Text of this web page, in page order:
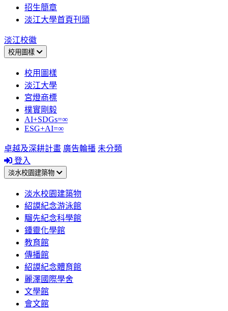
招生簡章
淡江大學首頁刊頭
淡江校徽
校用圖樣
校用圖樣
淡江大學
宮燈商標
樸實剛毅
AI+SDGs=∞
ESG+AI=∞
卓越及深耕計畫 廣告輪播 未分類
登入
淡水校園建築物
淡水校園建築物
紹謨紀念游泳館
騮先紀念科學館
鍾靈化學館
教育館
傳播館
紹謨紀念體育館
麗澤國際學舍
文學館
會文館